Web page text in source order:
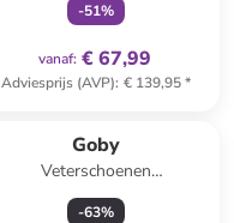
-51%
vanaf: € 67,99
Adviesprijs (AVP): € 139,95*
Goby
Veterschoenen
lichtroze/meerkleurig
-63%